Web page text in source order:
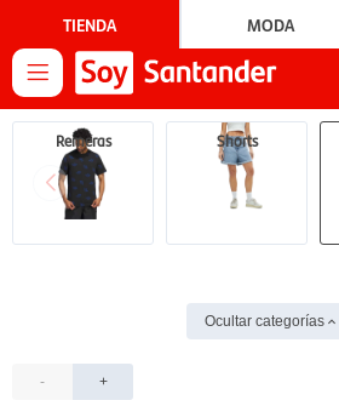
TIENDA MODA

Remeras Shorts
Ocultar categorías
- +